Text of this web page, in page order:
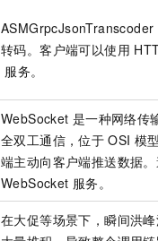
ASMGrpcJsonTranscoder
转码。客户端可以使用
服务。
WebSocket 是一种网络传
全双工通信，位于 OSI 模
端主动向客户端推送数据
WebSocket 服务。
在大促等场景下，瞬间洪